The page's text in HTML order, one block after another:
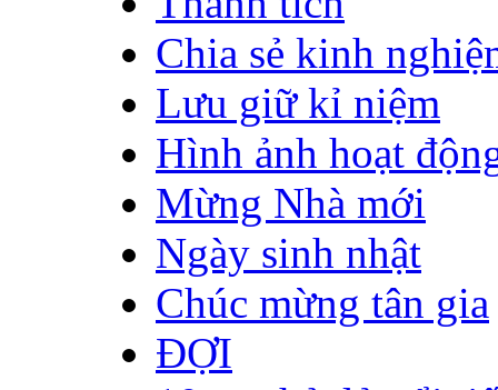
Chia sẻ kinh
Lưu giữ kỉ niệm
Hình ảnh hoạt
Mừng Nhà mới
Ngày sinh nhật
Chúc mừng tân gia
ĐỢI